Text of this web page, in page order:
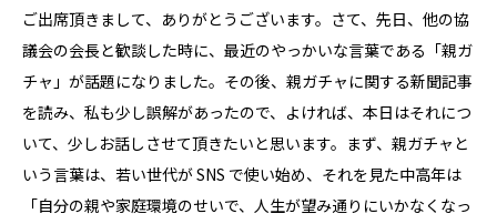
ご出席頂きまして、ありがとうございます。さて、先日、他の協
議会の会長と歓談した時に、最近のやっかいな言葉である「親ガ
チャ」が話題になりました。その後、親ガチャに関する新聞記事
を読み、私も少し誤解があったので、よければ、本日はそれにつ
いて、少しお話しさせて頂きたいと思います。まず、親ガチャと
いう言葉は、若い世代が SNS で使い始め、それを見た中高年は
「自分の親や家庭環境のせいで、人生が望み通りにいかなくなっ